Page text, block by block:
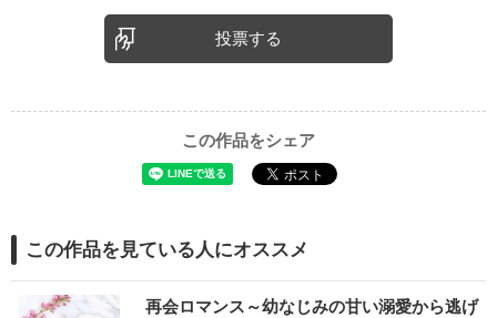
投票する
この作品をシェア
この作品を見ている人にオススメ
再会ロマンス～幼なじみの甘い溺愛から逃げ